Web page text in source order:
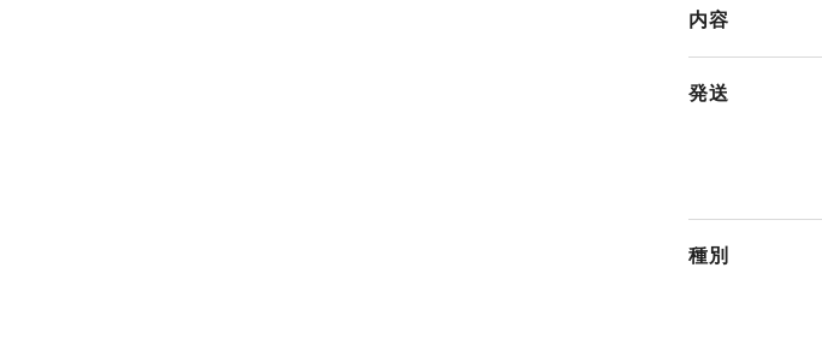
内容
発送
種別